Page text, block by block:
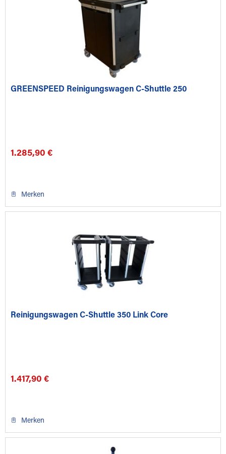
GREENSPEED Reinigungswagen C-Shuttle 250
1.285,90 €
Merken
Reinigungswagen C-Shuttle 350 Link Core
1.417,90 €
Merken